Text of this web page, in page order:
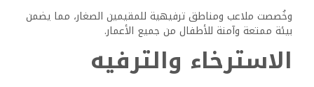
وتقع مدينة الشيخ زايد بجوار المشروع، مما يزيد وصول السكان
زايد في مكان قريب، مما يفيد الطلاب والموظفين.